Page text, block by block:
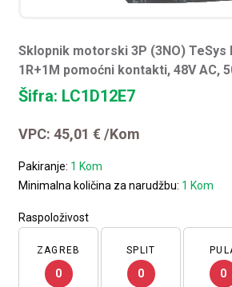
Sklopnik motorski 3P (3NO) TeSys
1R+1M pomoćni kontakti, 48V AC,
Šifra: LC1D12E7
VPC:45,01€ /Kom
Pakiranje: 1 Kom
Minimalna količina za narudžbu: 1 Kom
Raspoloživost
ZAGREB
0
SPLIT
0 0